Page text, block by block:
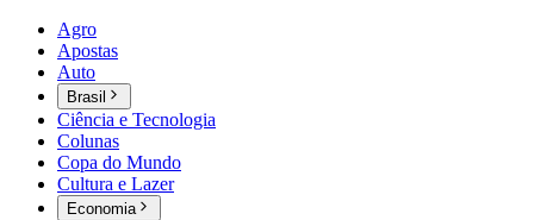
Agro
Apostas
Auto
Brasil
Ciência e Tecnologia
Colunas
Copa do Mundo
Cultura e Lazer
Economia